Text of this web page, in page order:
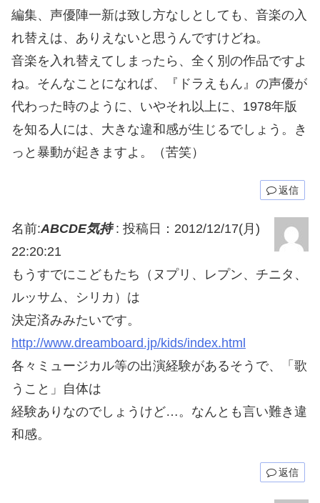
編集、声優陣一新は致し方なしとしても、音楽の入
れ替えは、ありえないと思うんですけどね。
音楽を入れ替えてしまったら、全く別の作品ですよ
ね。そんなことになれば、『ドラえもん』の声優が
代わった時のように、いやそれ以上に、1978年版
を知る人には、大きな違和感が生じるでしょう。き
っと暴動が起きますよ。（苦笑）
返信
名前:ABCDE気持: 投稿日：2012/12/17(月)
22:20:21
もうすでにこどもたち（ヌプリ、レプン、チニタ、
ルッサム、シリカ）は
決定済みみたいです。
http://www.dreamboard.jp/kids/index.html
各々ミュージカル等の出演経験があるそうで、「歌
うこと」自体は
経験ありなのでしょうけど…。なんとも言い難き違
和感。
返信